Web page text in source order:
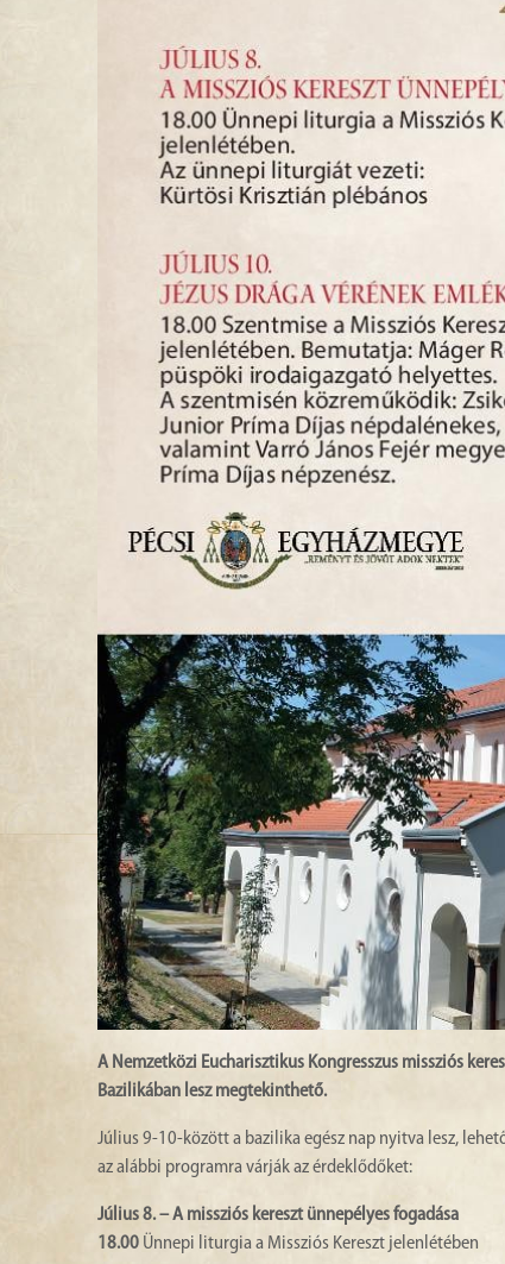
A Nemzetközi Eucharisztikus Kongresszus missziós
Bazilikában lesz megtekinthető.
Július 9-10-között a bazilika egész nap nyitva lesz,
az alábbi programra várják az érdeklődőket:
Július 8. – A missziós kereszt ünnepélyes fogadása
18.00 Ünnepi liturgia a Missziós Kereszt jelenlétében